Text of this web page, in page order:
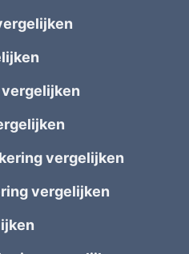
vergelijken
vergelijken